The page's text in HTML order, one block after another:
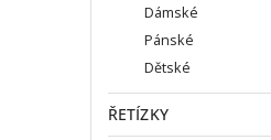
Dámské
Pánské
Dětské
ŘETÍZKY